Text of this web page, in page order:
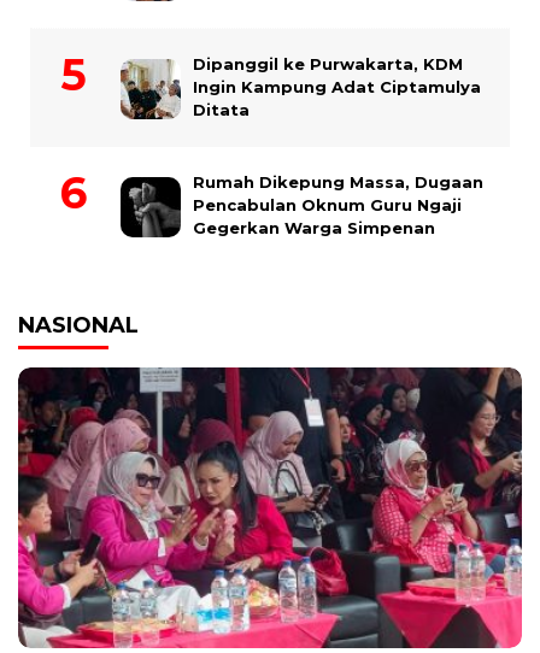
Dipanggil ke Purwakarta, KDM
Ingin Kampung Adat Ciptamulya
Ditata
Rumah Dikepung Massa, Dugaan
Pencabulan Oknum Guru Ngaji
Gegerkan Warga Simpenan
NASIONAL